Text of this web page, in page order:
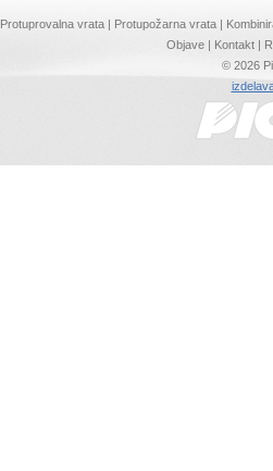
Protuprovalna vrata | Protupožarna vrata |
Objave| Kontakt|
© 2026